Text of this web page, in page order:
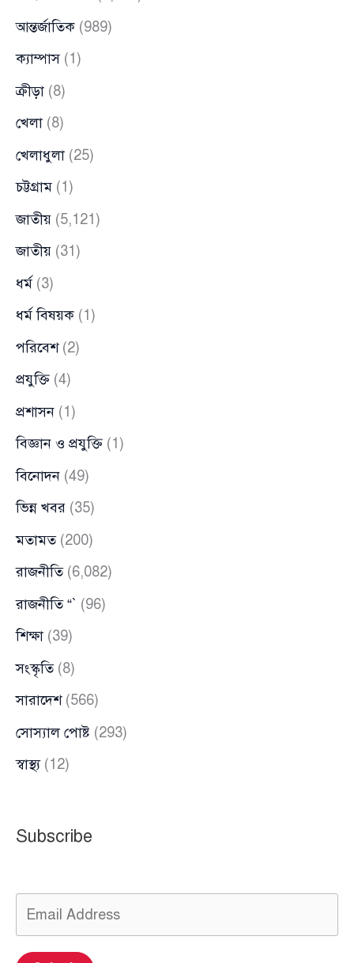
আন্তর্জাতিক (989)
ক্যাম্পাস(1)
ক্রীড়া (8)
খেলা (8)
খেলাধুলা (25)
চট্টগ্রাম (1)
জাতীয় (5,121)
জাতীয় (31)
ধর্ম (3)
ধর্ম বিষয়ক (1)
পরিবেশ(2)
প্রযুক্তি (4)
প্রশাসন (1)
বিজ্ঞান ও প্রযুক্তি (1)
বিনোদন (49)
ভিন্ন খবর (35)
মতামত(200)
রাজনীতি(6,082)
রাজনীতি “` (96)
শিক্ষা (39)
সংস্কৃতি(8)
সারাদেশ(566)
সোস্যাল পোষ্ট (293)
স্বাস্থ্য(12)
Subscribe